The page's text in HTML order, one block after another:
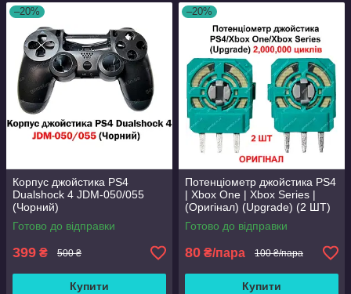
–20%
Корпус джойстика PS4
Dualshock 4 JDM-050/055
(Чорний)
Готово до відправки
399 ₴ 500 ₴
Купити
–20%
Потенціометр джойстика PS4
| Xbox One | Xbox Series |
(Оригінал) (Upgrade) (2 ШТ)
Готово до відправки
80 ₴/пара 100 ₴/пара
Купити